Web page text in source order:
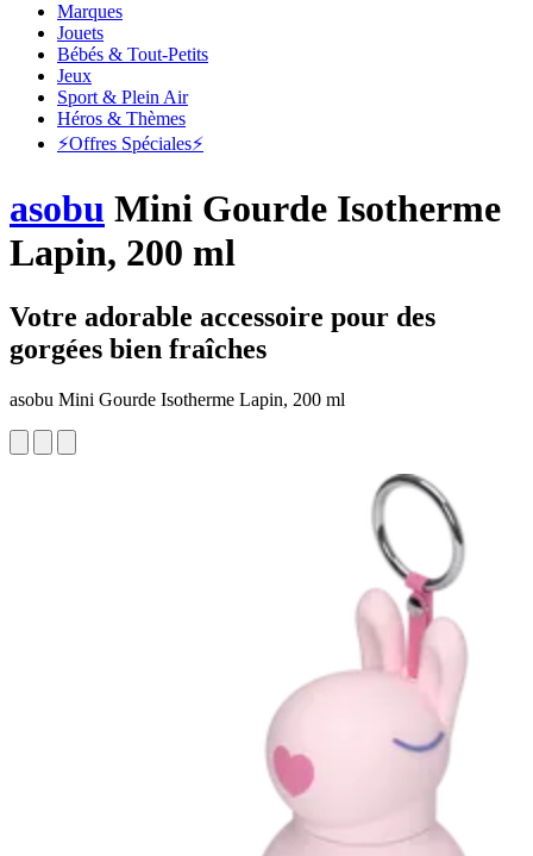
Marques
Jouets
Bébés & Tout-Petits
Jeux
Sport & Plein Air
Héros & Thèmes
⚡️Offres Spéciales⚡️
asobu Mini Gourde Isotherme
Lapin, 200 ml
Votre adorable accessoire pour des
gorgées bien fraîches
asobu Mini Gourde Isotherme Lapin, 200 ml